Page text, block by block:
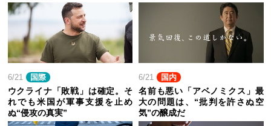
6/21 国際
ウクライナ「敗戦」は確定。そ
れでも米国が軍事支援を止め
ぬ“侵攻の真実”
6/21 国内
名前も悪い「アベノミクス」最
大の問題は、“批判を許さぬ空
気”の醸成だ